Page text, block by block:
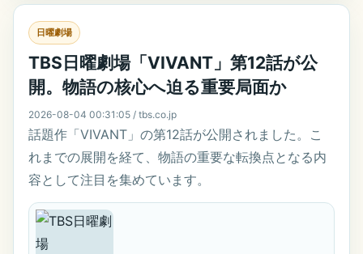
日曜劇場
TBS日曜劇場「VIVANT」第12話が公
開。物語の核心へ迫る重要局面か
2026-08-04 00:31:05 / tbs.co.jp
話題作「VIVANT」の第12話が公開されました。こ
れまでの展開を経て、物語の重要な転換点となる内
容として注目を集めています。